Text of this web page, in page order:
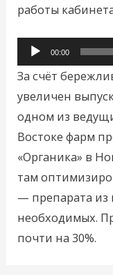
работы
Аудиоплеер
00:00
За счёт
увеличен
одном из
Востоке фарм
«Органика» в
там
— препарата из
необходимых.
почти на 30%.